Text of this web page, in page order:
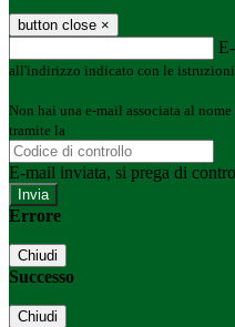
button close ×
all'indirizzo indicato con le istruzioni
Non hai una e-mail associata al
tramite la
E-mail inviata, si prega di
Errore
Chiudi
Successo
Chiudi